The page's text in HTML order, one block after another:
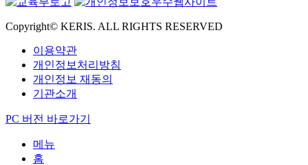
Copyright© KERIS. ALL RIGHTS RESERVED
이용약관
개인정보처리방침
개인정보 재동의
기관소개
PC 버전 바로가기
메뉴
홈